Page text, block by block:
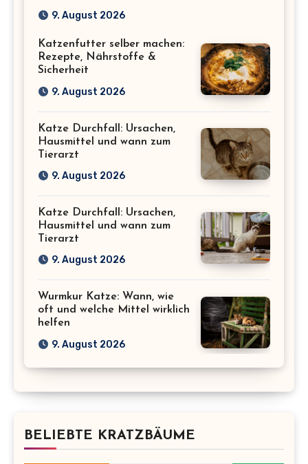
bei Wohnungskatzen
9. August 2026
Katzenfutter selber machen:
Rezepte, Nährstoffe &
Sicherheit
9. August 2026
Katze Durchfall: Ursachen,
Hausmittel und wann zum
Tierarzt
9. August 2026
Katze Durchfall: Ursachen,
Hausmittel und wann zum
Tierarzt
9. August 2026
Wurmkur Katze: Wann, wie
oft und welche Mittel wirklich
helfen
9. August 2026
BELIEBTE KRATZBÄUME